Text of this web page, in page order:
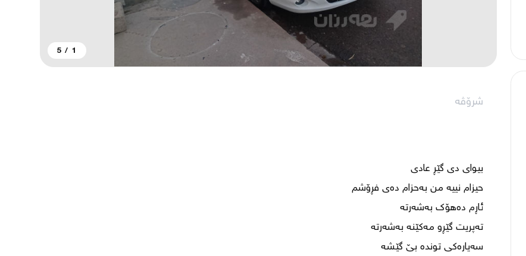
1
/
5
شرۆڤە
بیوای دی گێڕ عادی
حیزام نییە من بەحزام دەی فڕۆشم
ئاڕم دەهۆک بەشەرتە
تەپریت گێڕو مەکێنە بەشەرتە
سەیارەکی توندە بێ گێشە